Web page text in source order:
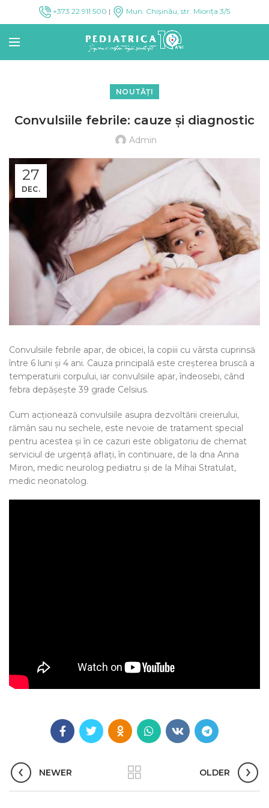
+373 22 911 500 | Mun. Chișinău, str. Miorița 3/5
NOUTĂȚI
Convulsiile febrile: cauze şi diagnostic
Admin
27
DEC.
Convulsiile febrile apar, de obicei, la copiii cu vârsta cuprinsă
între 6 luni şi 4 ani. Cauza principală este creşterea bruscă a
temperaturii corpului, iar convulsiile apar, îndeosebi, când
febra depăşeşte 39 grade Celsius.
Cum acţionează convulsiile asupra dezvoltării creierului,
rămân sau nu sechele, este nevoie de tratament special
pentru acestea şi în ce cazuri este obligatoriu de chemat
serviciul de urgenţă aflați, în continuare, de la dna Anna
Miron, medic neurolog pediatru şi de la Mihai Stratulat,
medic neonatolog.
NEWER OLDER